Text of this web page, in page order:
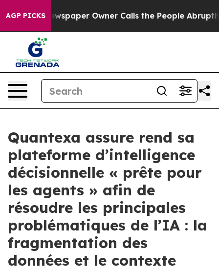
AGP PICKS
Newspaper Owner Calls the People Abruptly Laid
Quantexa assure rend sa
plateforme d’intelligence
décisionnelle « prête pour
les agents » afin de
résoudre les principales
problématiques de l’IA : la
fragmentation des
données et le contexte